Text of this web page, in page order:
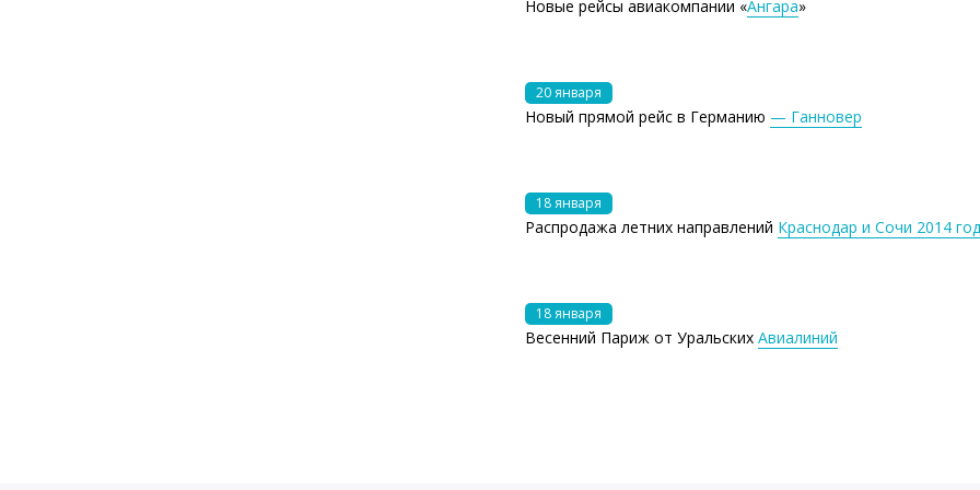
Новые рейсы авиакомпании «Ангара»
20 января
Новый прямой рейс в Германию — Ганновер
18 января
Распродажа летних направлений Краснодар и Сочи 2014
18 января
Весенний Париж от УральскихАвиалиний